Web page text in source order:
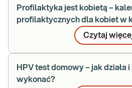
Profilaktyka jest kobietą –
profilaktycznych dla kobiet w
Czytaj
HPV test domowy – jak działa
wykonać?